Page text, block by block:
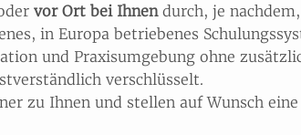
vor Ort bei Ihnendurch, je
in Europa betriebenes
und Praxisumgebung ohne
verschlüsselt.
zu Ihnen und stellen auf Wunsch